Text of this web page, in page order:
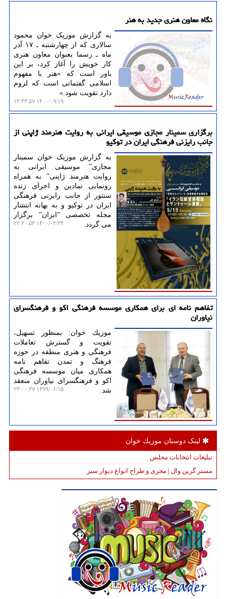
نگاه معاون هنری جدید به هنر
به گزارش موزیک خوان محمود
سالاری که از چهارشنبه ـ ۱۷ آذر
ماه ـ رسما بعنوان معاون هنری
کار خویش را آغاز کرد، بر این
باور است که «هنر با مفهوم
اسلامی گفتمانی است که لزوم
دارد تقویت شود.»
۱۴۰۰/۰۹/۱۹ ۱۴:۴۳:۵۷
برگزاری سمینار مجازی موسیقی ایرانی به روایت هنرمند ژاپنی از
جانب رایزنی فرهنگی ایران در توكیو
به گزارش موزیک خوان سمینار
مجازیˮ موسیقی ایرانی به
روایت هنرمند ژاپنیˮ به همراه
رونمایی نمادین و اجرای زنده
سنتور از جانب رایزنی فرهنگی
ایران در توکیو و به بهانه انتشار
مجله تخصصی ˮایرانˮ برگزار
می گردد.
۱۴۰۰/۰۲/۲۴ ۲۲:۲۰:۵۴
تفاهم نامه ای برای همكاری موسسه فرهنگی اكو و فرهنگسرای
نیاوران
موزیك خوان: بمنظور تسهیل،
تقویت و گسترش تعاملات
فرهنگی و هنری منطقه در حوزه
فرهنگ و تمدن تفاهم نامه
همكاری میان موسسه فرهنگی
اكو و فرهنگسرای نیاوران منعقد
شد.
۱۳۹۹/۰۶/۱۵ ۲۳:۰۰:۳۷
لینک دوستان موزیك خوان
تبلیغات انتخابات مجلس
مستر گرین وال | مجری و طراح انواع دیوار سبز